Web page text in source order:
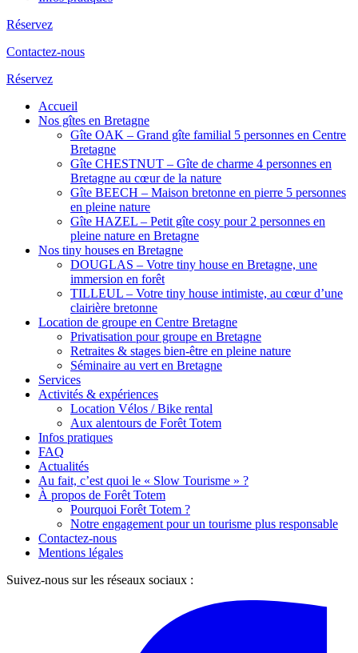
Réservez
Contactez-nous
Réservez
Accueil
Nos gîtes en Bretagne
Gîte OAK – Grand gîte familial 5 personnes en Centre
Bretagne
Gîte CHESTNUT – Gîte de charme 4 personnes en
Bretagne au cœur de la nature
Gîte BEECH – Maison bretonne en pierre 5 personnes
en pleine nature
Gîte HAZEL – Petit gîte cosy pour 2 personnes en
pleine nature en Bretagne
Nos tiny houses en Bretagne
DOUGLAS – Votre tiny house en Bretagne, une
immersion en forêt
TILLEUL – Votre tiny house intimiste, au cœur d’une
clairière bretonne
Location de groupe en Centre Bretagne
Privatisation pour groupe en Bretagne
Retraites & stages bien-être en pleine nature
Séminaire au vert en Bretagne
Services
Activités & expériences
Location Vélos / Bike rental
Aux alentours de Forêt Totem
Infos pratiques
FAQ
Actualités
Au fait, c’est quoi le « Slow Tourisme » ?
À propos de Forêt Totem
Pourquoi Forêt Totem ?
Notre engagement pour un tourisme plus responsable
Contactez-nous
Mentions légales
Suivez-nous sur les réseaux sociaux :